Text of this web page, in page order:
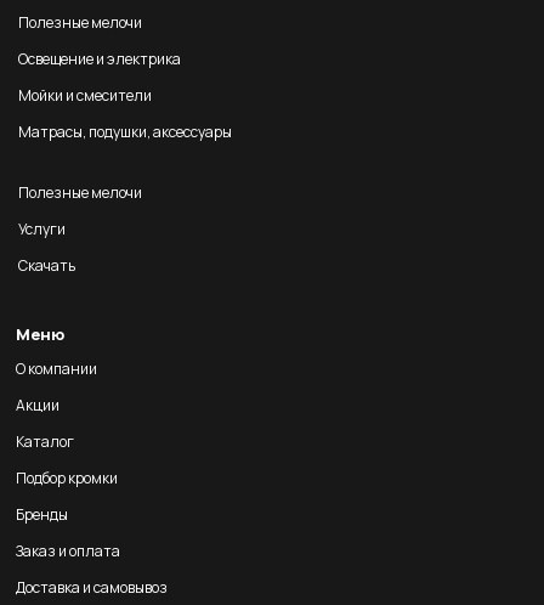
Полезные мелочи
Освещение и электрика
Мойки и смесители
Матрасы, подушки, аксессуары
Полезные мелочи
Услуги
Скачать
Меню
О компании
Акции
Каталог
Подбор кромки
Бренды
Заказ и оплата
Доставка и самовывоз